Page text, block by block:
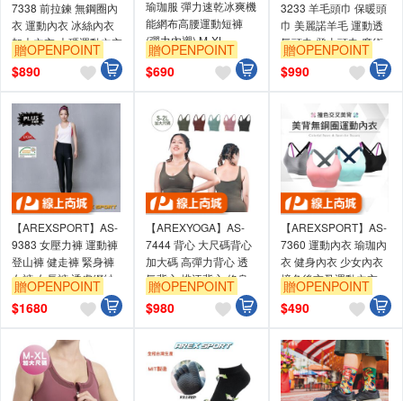
7338 前拉鍊 無鋼圈內
衣 運動內衣 冰絲內衣
加大內衣 大碼運動內衣
瑜珈內衣 美背
贈OPENPOINT
$890
瑜珈服 彈力速乾冰爽機
能網布高腰運動短褲
(彈力內襯) M-XL
贈OPENPOINT
$690
3233 羊毛頭巾 保暖頭
巾 美麗諾羊毛 運動透
氣頭巾 登山頭巾 魔術
頭巾 輕量頭巾
贈OPENPOINT
$990
【AREXSPORT】AS-
9383 女壓力褲 運動褲
登山褲 健走褲 緊身褲
女褲 女長褲 透膚網紗
運動褲 健身褲
贈OPENPOINT
$1680
【AREXYOGA】AS-
7444 背心 大尺碼背心
加大碼 高彈力背心 透
氣背心 排汗背心 修身
背心 瑜珈短背心
贈OPENPOINT
$980
【AREXSPORT】AS-
7360 運動內衣 瑜珈內
衣 健身內衣 少女內衣
撞色後交叉運動內衣
（可抽胸墊）學生內衣
贈OPENPOINT
$490